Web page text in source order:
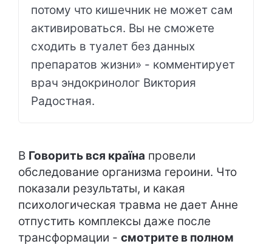
потому что кишечник не может сам
активироваться. Вы не сможете
сходить в туалет без данных
препаратов жизни» - комментирует
врач эндокринолог Виктория
Радостная.
В Говорить вся країна провели
обследование организма героини. Что
показали результаты, и какая
психологическая травма не дает Анне
отпустить комплексы даже после
трансформации - смотрите в полном